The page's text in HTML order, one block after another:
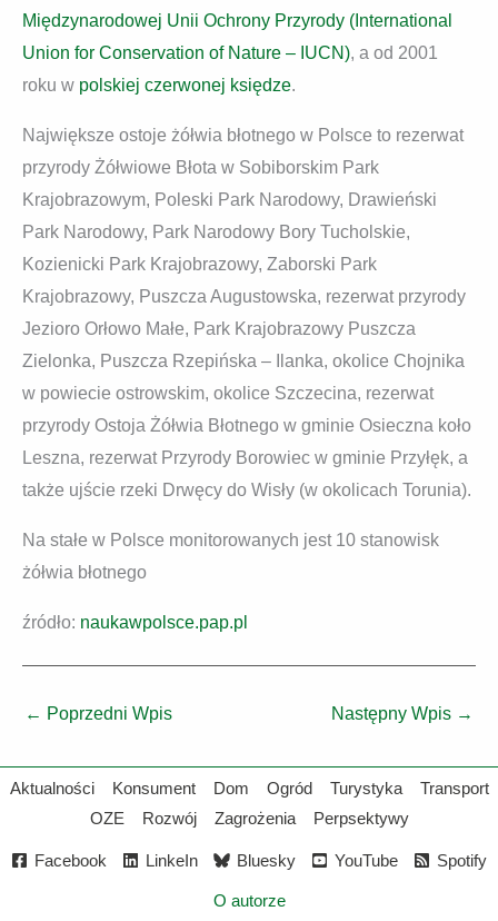
Międzynarodowej Unii Ochrony Przyrody (International
Union for Conservation of Nature – IUCN), a od 2001
roku w polskiej czerwonej księdze.
Największe ostoje żółwia błotnego w Polsce to rezerwat
przyrody Żółwiowe Błota w Sobiborskim Park
Krajobrazowym, Poleski Park Narodowy, Drawieński
Park Narodowy, Park Narodowy Bory Tucholskie,
Kozienicki Park Krajobrazowy, Zaborski Park
Krajobrazowy, Puszcza Augustowska, rezerwat przyrody
Jezioro Orłowo Małe, Park Krajobrazowy Puszcza
Zielonka, Puszcza Rzepińska – Ilanka, okolice Chojnika
w powiecie ostrowskim, okolice Szczecina, rezerwat
przyrody Ostoja Żółwia Błotnego w gminie Osieczna koło
Leszna, rezerwat Przyrody Borowiec w gminie Przyłęk, a
także ujście rzeki Drwęcy do Wisły (w okolicach Torunia).
Na stałe w Polsce monitorowanych jest 10 stanowisk
żółwia błotnego
źródło: naukawpolsce.pap.pl
← Poprzedni Wpis Następny Wpis →
Aktualności Konsument Dom Ogród Turystyka
Transport
OZE
Rozwój Zagrożenia Perpsektywy
Facebook LinkeIn Bluesky YouTube Spotify
O autorze